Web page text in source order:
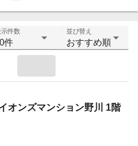
示件数
件
並び替え
おすすめ順
オンズマンション野川 1階